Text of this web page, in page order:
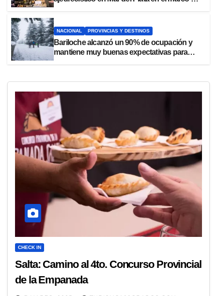
NACIONAL PROVINCIAS Y DESTINOS
Bariloche alcanzó un 90% de ocupación y
mantiene muy buenas expectativas para
CHECK IN
Salta: Camino al 4to. Concurso Provincial
de la Empanada